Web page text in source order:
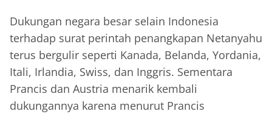
Dukungan negara besar selain Indonesia
terhadap surat perintah penangkapan Netanyahu
terus bergulir seperti Kanada, Belanda, Yordania,
Itali, Irlandia, Swiss, dan Inggris. Sementara
Prancis dan Austria menarik kembali
dukungannya karena menurut Prancis